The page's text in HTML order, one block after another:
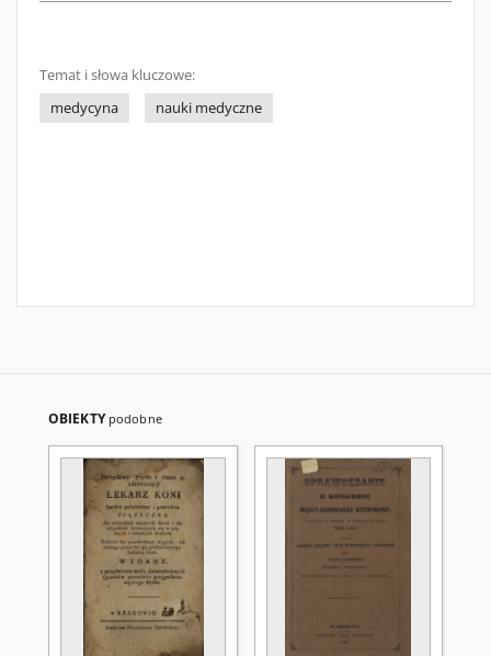
Temat i słowa kluczowe:
medycyna
nauki medyczne
OBIEKTY podobne